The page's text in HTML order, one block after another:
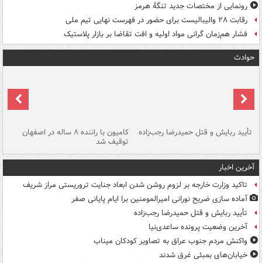
رونمایی از مختصات جدید تنگۀ هرمز
رقابت ۲۸ والیبالیست برای حضور در فهرست نهایی تیم ملی
فشار هم‌زمان گرانی مواد اولیه و افت تقاضا بر بازار پلاستیک
حوادث
تأیید ربایش و قتل حمیدرضا رجب‌زاده کامیون با راننده ۸ ساله در اصفهان
توقیف شد
آخرین اخبار
تاکید وزارت خارجه بر لزوم روشن شدن ابعاد جنایت تروریستی مراز شریف
آماده سازی ضریح نورانی امیرالمومنین برا ایام پایانی صفر
تأیید ربایش و قتل حمیدرضا رجب‌زاده
آخرین وضعیت پرونده ساعدی‌نیا
واکنش مردم جنوب عراق به تصاویر کودکان میناب
خیابان‌های بمبئی غرق شدند